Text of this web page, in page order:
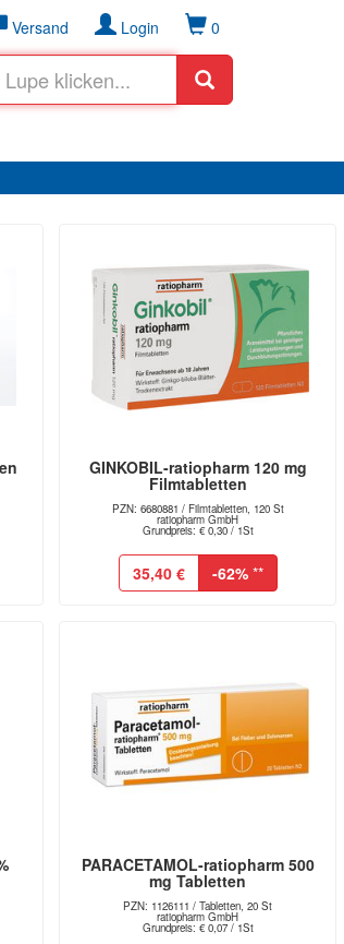
0
Login
Versand
GINKOBIL-ratiopharm 120 mg
Filmtabletten
PZN: 6680881 / Filmtabletten, 120 St
ratiopharm GmbH
Grundpreis: € 0,30 / 1St
35,40 € -62%**
PARACETAMOL-ratiopharm 500
mg Tabletten
PZN: 1126111 / Tabletten, 20 St
ratiopharm GmbH
Grundpreis: € 0,07 / 1St